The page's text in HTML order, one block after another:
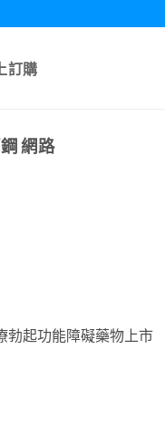
訂購
網路
勃起功能障礙藥物上市